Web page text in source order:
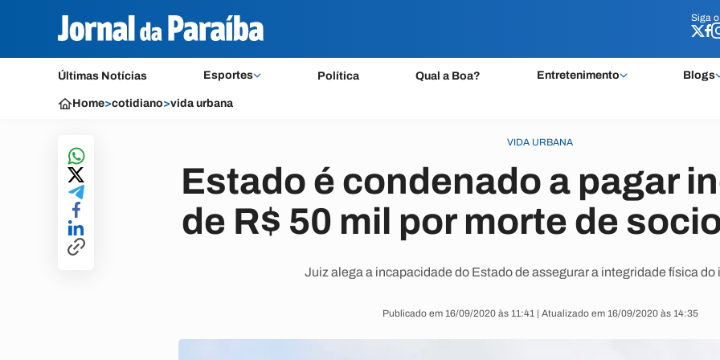
Siga o
Últimas Notícias Esportes Política Qual a Boa? Entretenimento Blogs
Siga o
Home>cotidiano>vida urbana
VIDA URBANA
Estado é condenado a pagar
de R$ 50 mil por morte de
Juiz alega a incapacidade do Estado de assegurar a integridade física do
Publicado em 16/09/2020 às 11:41 | Atualizado em 16/09/2020 às 14:35